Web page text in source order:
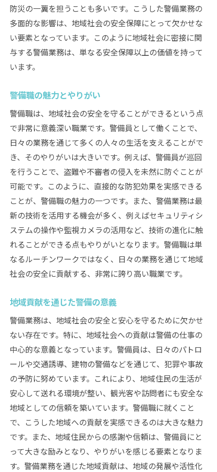
防災の一翼を担うことも多いです。こうした警備業務の
多面的な影響は、地域社会の安全保障にとって欠かせな
い要素となっています。このように地域社会に密接に関
与する警備業務は、単なる安全保障以上の価値を持って
います。
警備職の魅力とやりがい
警備職は、地域社会の安全を守ることができるという点
で非常に意義深い職業です。警備員として働くことで、
日々の業務を通じて多くの人々の生活を支えることがで
き、そのやりがいは大きいです。例えば、警備員が巡回
を行うことで、盗難や不審者の侵入を未然に防ぐことが
可能です。このように、直接的な防犯効果を実感できる
ことが、警備職の魅力の一つです。また、警備業務は最
新の技術を活用する機会が多く、例えばセキュリティシ
ステムの操作や監視カメラの活用など、技術の進化に触
れることができる点もやりがいとなります。警備職は単
なるルーチンワークではなく、日々の業務を通じて地域
社会の安全に貢献する、非常に誇り高い職業です。
地域貢献を通じた警備の意義
警備業務は、地域社会の安全と安心を守るために欠かせ
ない存在です。特に、地域社会への貢献は警備の仕事の
中心的な意義となっています。警備員は、日々のパトロ
ールや交通誘導、建物の警備などを通じて、犯罪や事故
の予防に努めています。これにより、地域住民の生活が
安心して送れる環境が整い、観光客や訪問者にも安全な
地域としての信頼を築いています。警備職に就くこと
で、こうした地域への貢献を実感できるのは大きな魅力
です。また、地域住民からの感謝や信頼は、警備員にと
って大きな励みとなり、やりがいを感じる要素となりま
す。警備業務を通じた地域貢献は、地域の発展や活性化